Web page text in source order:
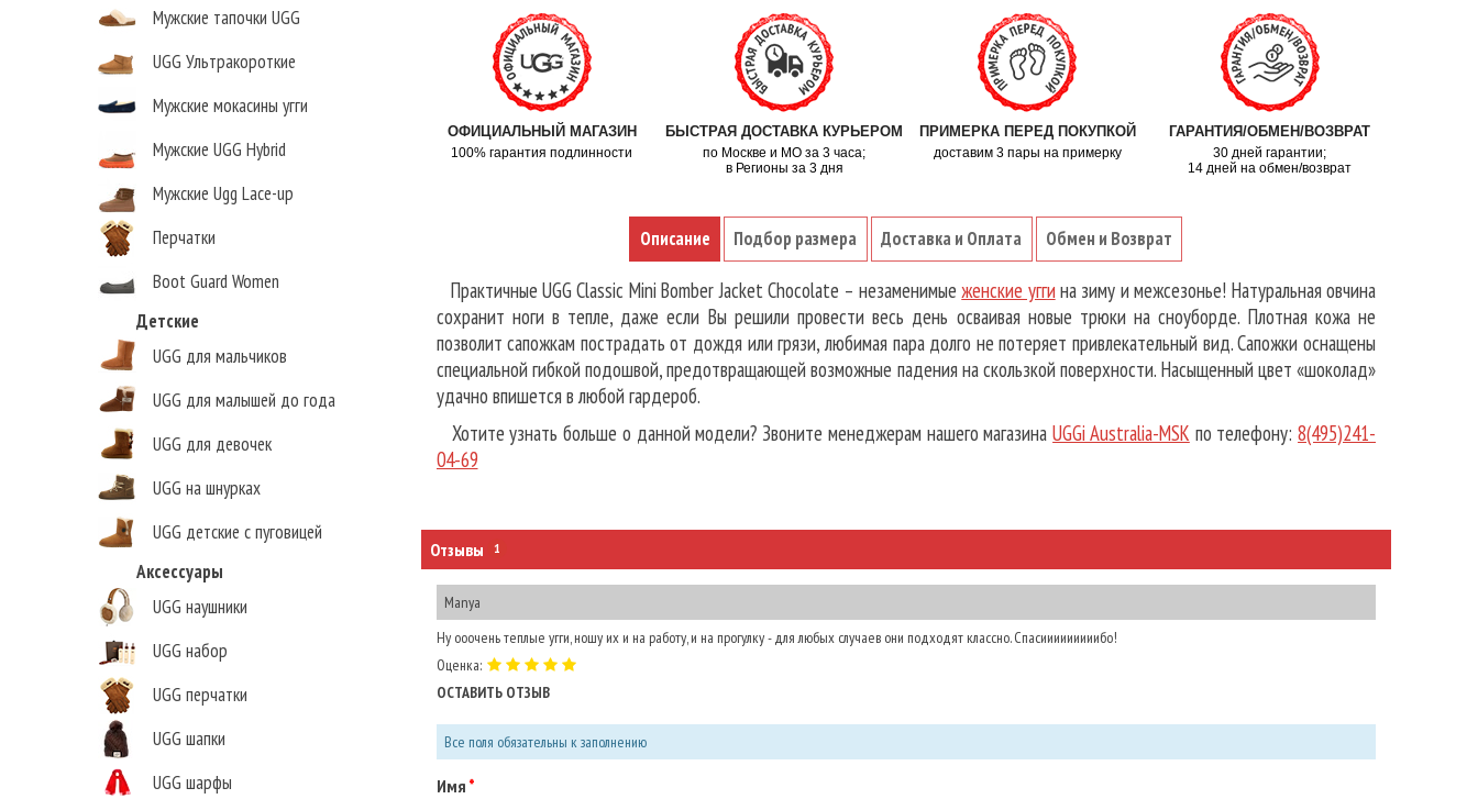
Мужские тапочки UGG
UGG Ультракороткие
Мужские мокасины угги
Мужские UGG Hybrid
Мужские Ugg Lace-up
Перчатки
Boot Guard Women
Детские
UGG для мальчиков
UGG для малышей до года
UGG для девочек
UGG на шнурках
UGG детские с пуговицей
Аксессуары
UGG наушники
UGG набор
UGG перчатки
UGG шапки
UGG шарфы
ОФИЦИАЛЬНЫЙ МАГАЗИН
100% гарантия подлинности
БЫСТРАЯ ДОСТАВКА КУРЬЕРОМ
по Москве и МО за 3 часа;
в Регионы за 3 дня
ПРИМЕРКА ПЕРЕД ПОКУПКОЙ
доставим 3 пары на примерку
ГАРАНТИЯ/ОБМЕН/ВОЗВРАТ
30 дней гарантии;
14 дней на обмен/возврат
Описание Подбор размера Доставка и Оплата Обмен и Возврат
Практичные UGG Classic Mini Bomber Jacket Chocolate – незаменимыеженские угги на зиму и межсезонье! Натуральная овчина
сохранит ноги в тепле, даже если Вы решили провести весь день осваивая новые трюки на сноуборде. Плотная кожа не
позволит сапожкам пострадать от дождя или грязи, любимая пара долго не потеряет привлекательный вид. Сапожки оснащены
специальной гибкой подошвой, предотвращающей возможные падения на скользкой поверхности. Насыщенный цвет «шоколад»
удачно впишется в любой гардероб.
Хотите узнать больше о данной модели? Звоните менеджерам нашего магазинаUGGi Australia-MSK по телефону:8(495)241-
04-69
Отзывы 1
Manya
Ну ооочень теплые угги, ношу их и на работу, и на прогулку - для любых случаев они подходят классно. Спасииииииииибо!
Оценка:
ОСТАВИТЬ ОТЗЫВ
Все поля обязательны к заполнению
Имя